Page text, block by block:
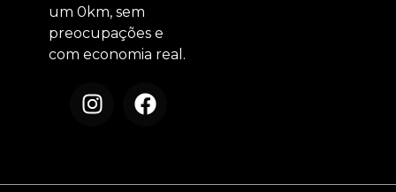
um 0km, sem
preocupações e
com economia real.